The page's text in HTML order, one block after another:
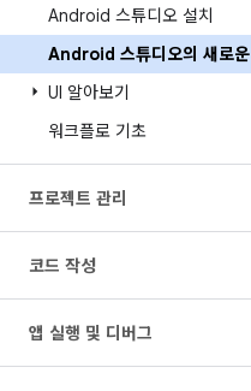
Android 스튜디오 설치
Android 스튜디오의 새로
UI 알아보기
워크플로 기초
프로젝트 관리
코드 작성
앱 실행 및 디버그